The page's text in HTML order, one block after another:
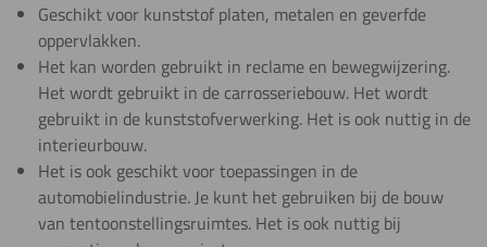
Geschikt voor kunststof platen, metalen en geverfde
oppervlakken.
Het kan worden gebruikt in reclame en bewegwijzering.
Het wordt gebruikt in de carrosseriebouw. ​​Het wordt
gebruikt in de kunststofverwerking. Het is ook nuttig in de
interieurbouw.
Het is ook geschikt voor toepassingen in de
automobielindustrie. Je kunt het gebruiken bij de bouw
van tentoonstellingsruimtes. Het is ook nuttig bij